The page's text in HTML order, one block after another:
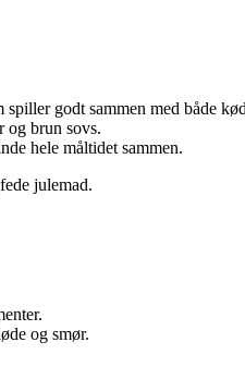
godt sammen med både
og brun sovs.
hele måltidet sammen.
julemad.
og smør.